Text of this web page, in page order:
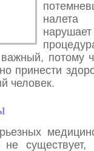
потому
принести
человек.
существует,